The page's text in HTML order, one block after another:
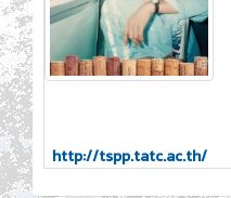
http://tspp.tatc.ac.th/